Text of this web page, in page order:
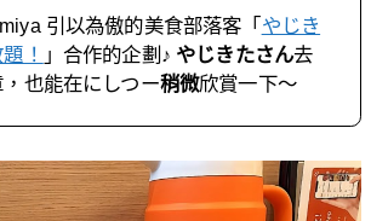
引以為傲的美食部落客「やじき
！ 」合作的企劃♪ やじきたさん去
也能在にしつー稍微欣賞一下～